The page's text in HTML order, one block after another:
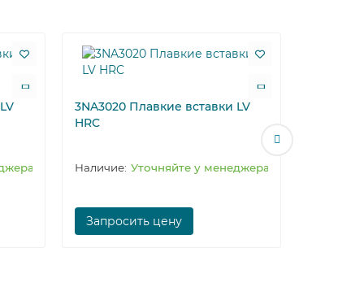
3NA3020 Плавкие вставки LV
HRC
Уточняйте у менеджера
Запросить цену